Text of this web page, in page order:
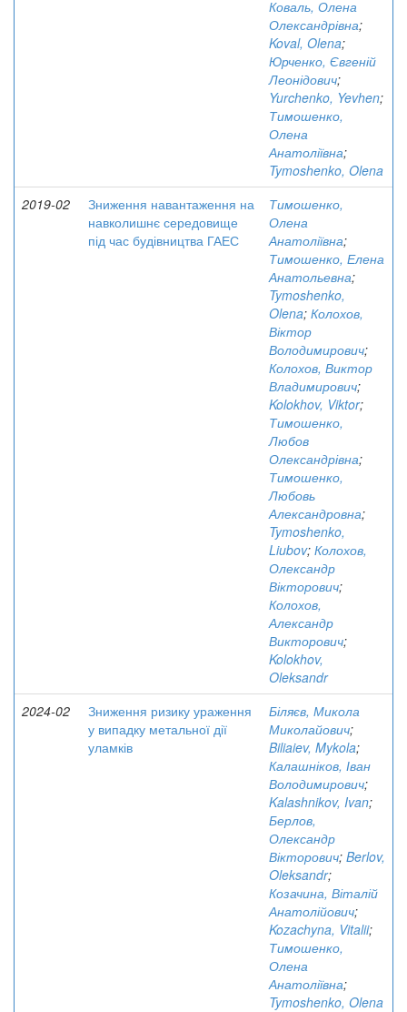
Коваль, Олена
Олександрівна;
Koval, Olena;
Юрченко, Євгеній
Леонідович;
Yurchenko, Yevhen;
Тимошенко,
Олена
Анатоліївна;
Tymoshenko, Olena
2019-02
Зниження навантаження на
навколишнє середовище
під час будівництва ГАЕС
Тимошенко,
Олена
Анатоліївна;
Тимошенко, Елена
Анатольевна;
Tymoshenko,
Olena; Колохов,
Віктор
Володимирович;
Колохов, Виктор
Владимирович;
Kolokhov, Viktor;
Тимошенко,
Любов
Олександрівна;
Тимошенко,
Любовь
Александровна;
Tymoshenko,
Liubov; Колохов,
Олександр
Вікторович;
Колохов,
Александр
Викторович;
Kolokhov,
Oleksandr
2024-02
Зниження ризику ураження
у випадку метальної дії
уламків
Біляєв, Микола
Миколайович;
Biliaiev, Mykola;
Калашніков, Іван
Володимирович;
Kalashnikov, Ivan;
Берлов,
Олександр
Вікторович; Berlov,
Oleksandr;
Козачина, Віталій
Анатолійович;
Kozachyna, Vitalii;
Тимошенко,
Олена
Анатоліївна;
Tymoshenko, Olena